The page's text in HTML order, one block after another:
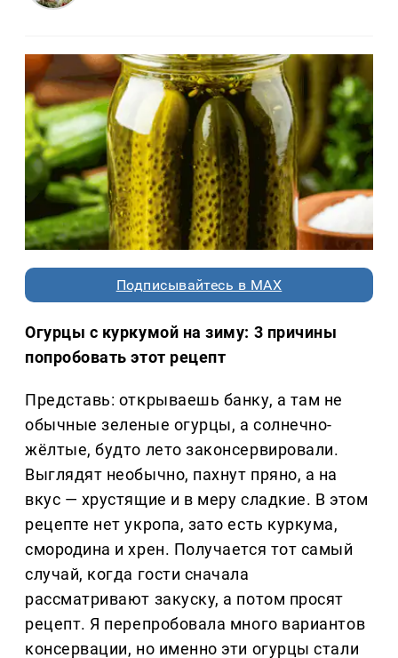
Подписывайтесь в MAX
Огурцы с куркумой на зиму: 3 причины
попробовать этот рецепт
Представь: открываешь банку, а там не
обычные зеленые огурцы, а солнечно-
жёлтые, будто лето законсервировали.
Выглядят необычно, пахнут пряно, а на
вкус — хрустящие и в меру сладкие. В этом
рецепте нет укропа, зато есть куркума,
смородина и хрен. Получается тот самый
случай, когда гости сначала
рассматривают закуску, а потом просят
рецепт. Я перепробовала много вариантов
консервации, но именно эти огурцы стали